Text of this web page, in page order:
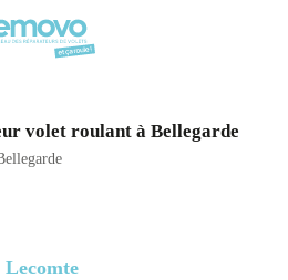
volet roulant à Bellegarde
Lecomte